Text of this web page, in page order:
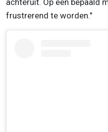
achteruit. Op een bepaald
frustrerend te worden."